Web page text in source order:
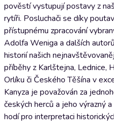
pověstí vystupují postavy z
rytíři. Posluchači se díky
přístupnému zpracování
Adolfa Weniga a dalších
historií našich
příběhy z Karlštejna, Lednice,
Orlíku či Českého Těšína v
Kanyza je považován za
českých herců a jeho výrazný
hodí pro interpretaci